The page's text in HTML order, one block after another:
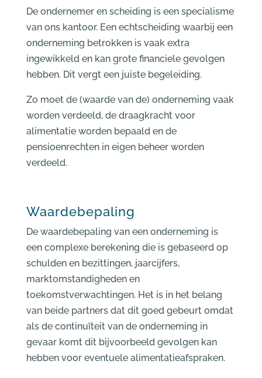
De ondernemer en scheiding is een specialisme
van ons kantoor. Een echtscheiding waarbij een
onderneming betrokken is vaak extra
ingewikkeld en kan grote financiele gevolgen
hebben. Dit vergt een juiste begeleiding.
Zo moet de (waarde van de) onderneming vaak
worden verdeeld, de draagkracht voor
alimentatie worden bepaald en de
pensioenrechten in eigen beheer worden
verdeeld.
Waardebepaling
De waardebepaling van een onderneming is
een complexe berekening die is gebaseerd op
schulden en bezittingen, jaarcijfers,
marktomstandigheden en
toekomstverwachtingen. Het is in het belang
van beide partners dat dit goed gebeurt omdat
als de continuïteit van de onderneming in
gevaar komt dit bijvoorbeeld gevolgen kan
hebben voor eventuele alimentatieafspraken.